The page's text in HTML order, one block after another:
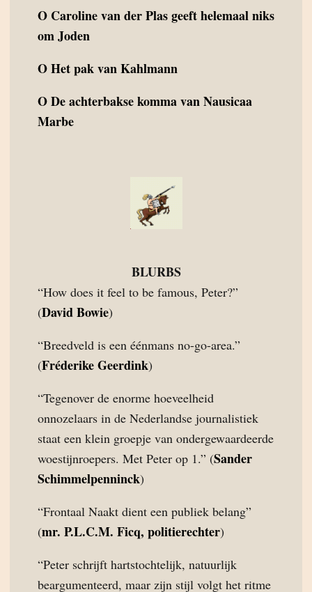
O Caroline van der Plas geeft helemaal niks
om Joden
OHet pak van Kahlmann
ODe achterbakse komma van Nausicaa
Marbe
BLURBS
“How does it feel to be famous, Peter?”
(David Bowie)
“Breedveld is een éénmans no-go-area.”
(Fréderike Geerdink)
“Tegenover de enorme hoeveelheid
onnozelaars in de Nederlandse journalistiek
staat een klein groepje van ondergewaardeerde
woestijnroepers. Met Peter op 1.” (Sander
Schimmelpenninck)
“Frontaal Naakt dient een publiek belang”
(mr. P.L.C.M. Ficq, politierechter)
“Peter schrijft hartstochtelijk, natuurlijk
beargumenteerd, maar zijn stijl volgt het ritme